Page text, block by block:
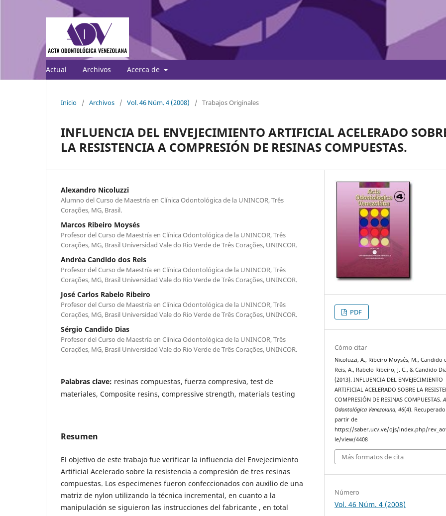
Actual Archivos Acerca de
Inicio / Archivos / Vol. 46 Núm. 4 (2008) / Trabajos Originales
INFLUENCIA DEL ENVEJECIMIENTO ARTIFICIAL ACELERADO
LA RESISTENCIA A COMPRESIÓN DE RESINAS COMPUESTAS.
Alexandro Nicoluzzi
Alumno del Curso de Maestría en Clínica Odontológica de la UNINCOR, Três
Corações, MG, Brasil.
Marcos Ribeiro Moysés
Profesor del Curso de Maestría en Clínica Odontológica de la UNINCOR, Três
Corações, MG, Brasil Universidad Vale do Rio Verde de Três Corações, UNINCOR.
Andréa Candido dos Reis
Profesor del Curso de Maestría en Clínica Odontológica de la UNINCOR, Três
Corações, MG, Brasil Universidad Vale do Rio Verde de Três Corações, UNINCOR.
José Carlos Rabelo Ribeiro
Profesor del Curso de Maestría en Clínica Odontológica de la UNINCOR, Três
Corações, MG, Brasil Universidad Vale do Rio Verde de Três Corações, UNINCOR.
Sérgio Candido Dias
Profesor del Curso de Maestría en Clínica Odontológica de la UNINCOR, Três
Corações, MG, Brasil Universidad Vale do Rio Verde de Três Corações, UNINCOR.
Palabras clave: resinas compuestas, fuerza compresiva, test de
materiales, Composite resins, compressive strength, materials testing
Resumen
El objetivo de este trabajo fue verificar la influencia del Envejecimiento
Artificial Acelerado sobre la resistencia a compresión de tres resinas
compuestas. Los especimenes fueron confeccionados con auxilio de una
matriz de nylon utilizando la técnica incremental, en cuanto a la
manipulación se siguieron las instrucciones del fabricante , en total
PDF
Cómo citar
Nicoluzzi, A., Ribeiro Moysés, M., Candido
Reis, A., Rabelo Ribeiro, J. C., & Candido
(2013). INFLUENCIA DEL ENVEJECIMIENTO
ARTIFICIAL ACELERADO SOBRE LA
COMPRESIÓN DE RESINAS COMPUESTAS.
Odontológica Venezolana,46(4).
partir de
https://saber.ucv.ve/ojs/index.php/
le/view/4408
Más formatos de cita
Número
Vol. 46 Núm. 4 (2008)